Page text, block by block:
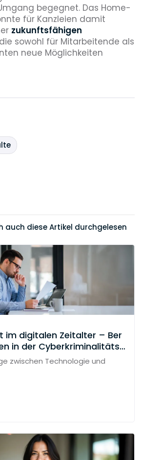
begegnet. Das Home-
für Kanzleien damit
zukunftsfähigen
sowohl für Mitarbeitende als
neue Möglichkeiten
auch diese Artikel durchgelesen
im digitalen Zeitalter – Ber
in der Cyberkriminalitätsb
zwischen Technologie und